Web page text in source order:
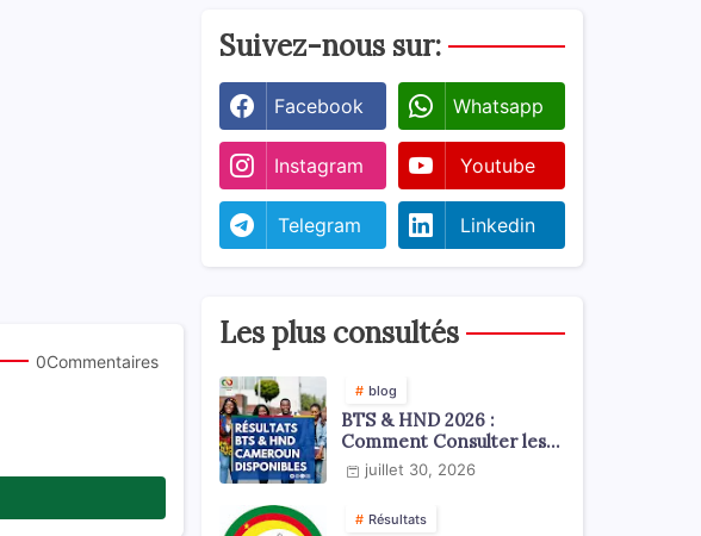
0Commentaires
Suivez-nous sur:
Facebook Whatsapp
Instagram Youtube
Telegram Linkedin
Les plus consultés
blog
BTS & HND 2026 :
Comment Consulter les
Résultats ?
juillet 30, 2026
Résultats